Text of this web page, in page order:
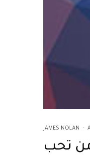
JAMES NOLAN ·
تحب